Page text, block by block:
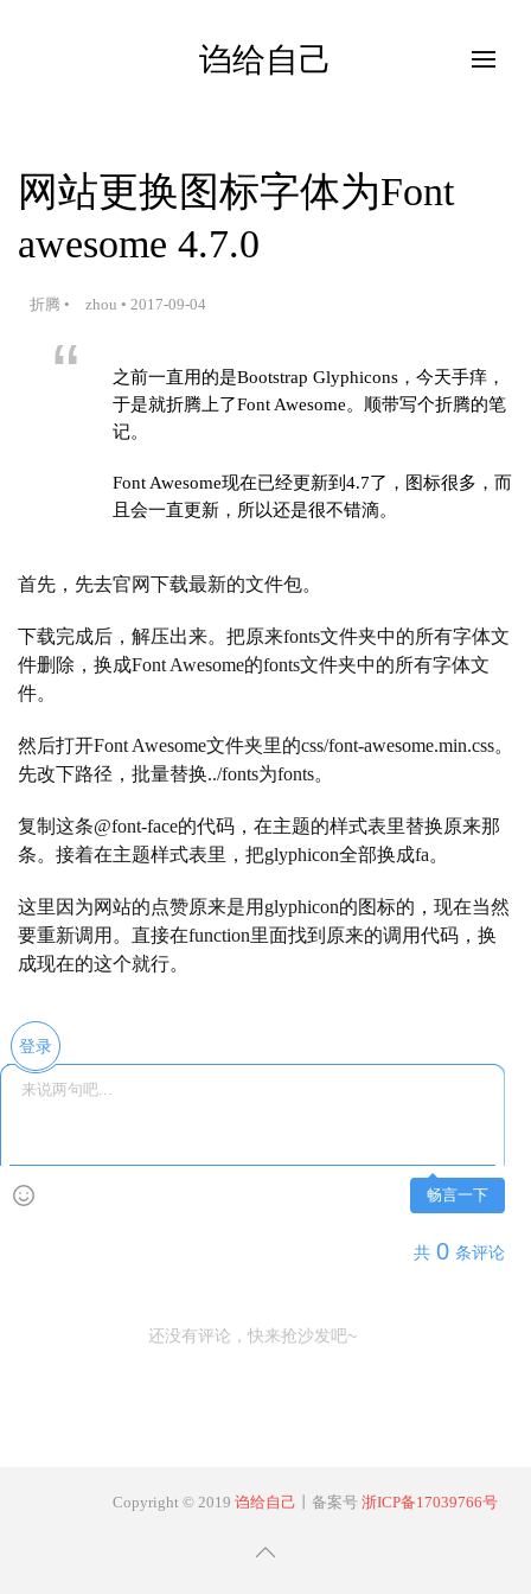
诌给自己
网站更换图标字体为Font
awesome 4.7.0
折腾 • zhou • 2017-09-04
之前一直用的是Bootstrap Glyphicons，今天手痒，
于是就折腾上了Font Awesome。顺带写个折腾的笔
记。
Font Awesome现在已经更新到4.7了，图标很多，而
且会一直更新，所以还是很不错滴。
首先，先去官网下载最新的文件包。
下载完成后，解压出来。把原来fonts文件夹中的所有字体文
件删除，换成Font Awesome的fonts文件夹中的所有字体文
件。
然后打开Font Awesome文件夹里的css/font-awesome.min.css。
先改下路径，批量替换../fonts为fonts。
复制这条@font-face的代码，在主题的样式表里替换原来那
条。接着在主题样式表里，把glyphicon全部换成fa。
这里因为网站的点赞原来是用glyphicon的图标的，现在当然
要重新调用。直接在function里面找到原来的调用代码，换
成现在的这个就行。
登录
畅言一下
共 0 条评论
还没有评论，快来抢沙发吧~
Copyright © 2019 诌给自己 丨备案号 浙ICP备17039766号